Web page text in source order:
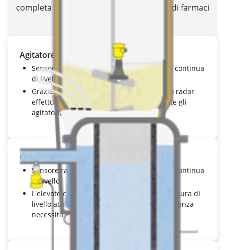
completa di strumenti per la produzione di farmaci
Agitatore e sfera di lavaggio
Sensore radarVEGAPULS 6Xper la misura continua
di livello
Grazie all'elevata focalizzazione del raggio radar
effettua la misura evitando semplicemente gli
agitatori, anche nel corso della pulizia
Contenitore monouso in plastica
Sensore radar
per la misura continua
di livello
L'elevato campo dinamico consente una misura di
livello attraverso il contenitore in plastica, senza
necessità di smontare il sensore